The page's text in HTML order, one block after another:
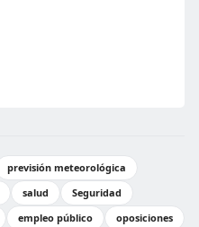
previsión meteorológica
salud
Seguridad
empleo público
oposiciones